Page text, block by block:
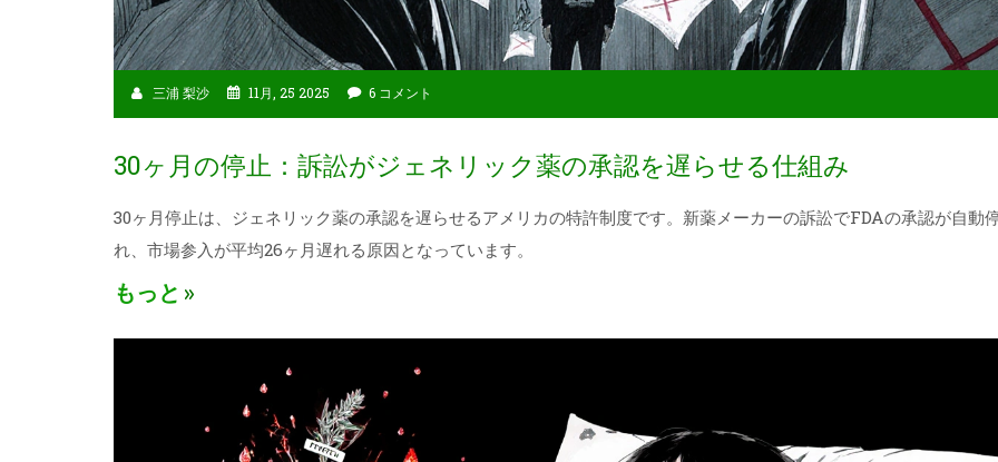
三浦 梨沙 11月, 25 2025 6 コメント
30ヶ月の停止：訴訟がジェネリック薬の承認を遅らせる仕組み
30ヶ月停止は、ジェネリック薬の承認を遅らせるアメリカの特許制度です。新薬メーカーの訴訟でFDAの承認が自動
れ、市場参入が平均26ヶ月遅れる原因となっています。
もっと